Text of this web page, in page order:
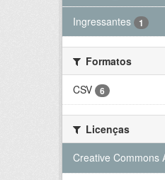
Ingressantes 1
Formatos
CSV
6
Licenças
Creative Commons